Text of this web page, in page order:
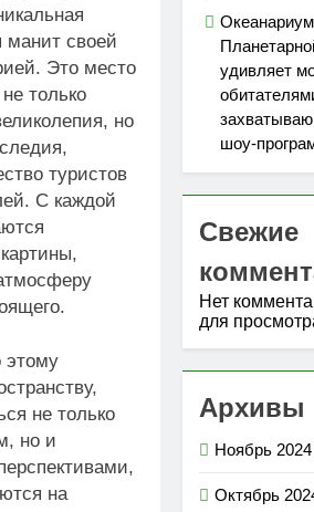
манит своей
Это место
только
но
туристов
С каждой
этому
не только
но и
на
удивляет
шоу-
Свежие
Нет
для
Архивы
Ноябрь 2024
Октябрь